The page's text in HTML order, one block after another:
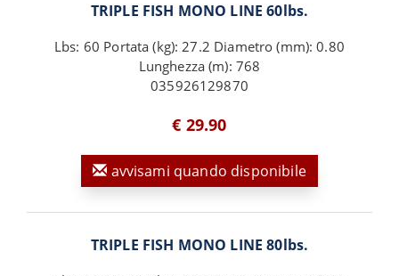
TRIPLE FISH MONO LINE 60lbs.
Lbs: 60 Portata (kg): 27.2 Diametro (mm): 0.80
Lunghezza (m): 768
035926129870
€ 29.90
avvisami quando disponibile
TRIPLE FISH MONO LINE 80lbs.